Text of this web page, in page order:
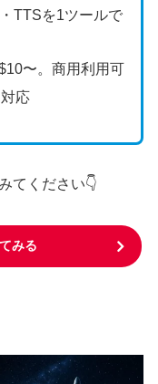
TTSを1ツールで
〜。商用利用可
応
てください👇
みる